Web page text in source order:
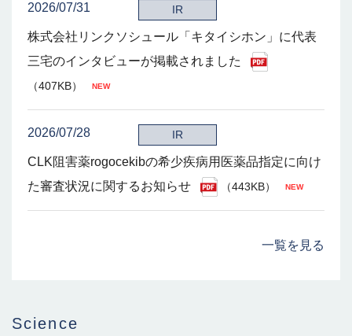
2026/07/31 IR
株式会社リンクソシュール「キタイシホン」に代表
三宅のインタビューが掲載されました
（407KB）
2026/07/28 IR
CLK阻害薬rogocekibの希少疾病用医薬品指定に向け
た審査状況に関するお知らせ
（443KB）
一覧を見る
Science